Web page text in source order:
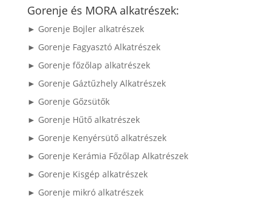
következőre:
Gorenje és MORA alkatrészek:
► Gorenje Bojler alkatrészek
► Gorenje Fagyasztó Alkatrészek
► Gorenje főzőlap alkatrészek
► Gorenje Gáztűzhely Alkatrészek
► Gorenje Gőzsütők
► Gorenje Hűtő alkatrészek
► Gorenje Kenyérsütő alkatrészek
► Gorenje Kerámia Főzőlap Alkatrészek
► Gorenje Kisgép alkatrészek
► Gorenje mikró alkatrészek